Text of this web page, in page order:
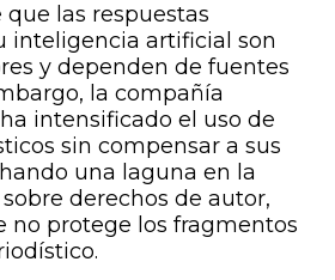
las respuestas
inteligencia artificial son
y dependen de fuentes
la compañía
intensificado el uso de
sin compensar a sus
una laguna en la
derechos de autor,
no protege los fragmentos